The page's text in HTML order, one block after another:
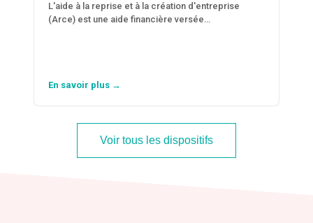
L'aide à la reprise et à la création d'entreprise
(Arce) est une aide financière versée…
En savoir plus →
Voir tous les dispositifs